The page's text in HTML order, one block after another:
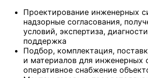
Проектирование инженерных
надзорные согласования,
условий, экспертиза,
поддержка
Подбор, комплектация,
и материалов для инженерных
оперативное снабжение